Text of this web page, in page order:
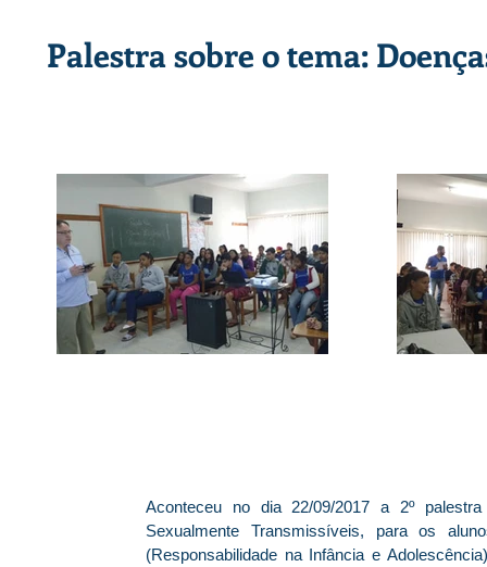
Palestra sobre o tema:
Aconteceu no dia 22/09/2017 a 2º
Sexualmente Transmissíveis, para os
(Responsabilidade na Infância e